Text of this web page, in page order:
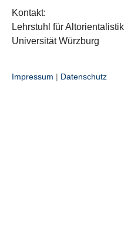
Kontakt:
Lehrstuhl für Altorientalistik
Universität Würzburg
Impressum | Datenschutz